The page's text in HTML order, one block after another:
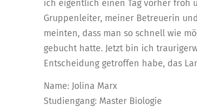
ich eigentlich einen Tag vorher froh
Gruppenleiter, meiner Betreuerin
meinten, dass man so schnell wie
gebucht hatte. Jetzt bin ich
Entscheidung getroffen habe, das
Name: Jolina Marx
Studiengang: Master Biologie